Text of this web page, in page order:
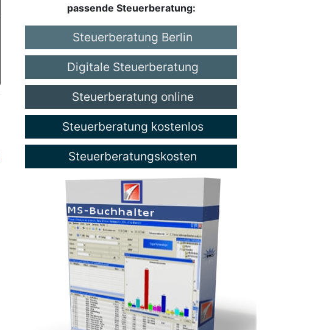
passende Steuerberatung:
Steuerberatung Berlin
Digitale Steuerberatung
Steuerberatung online
Steuerberatung kostenlos
Steuerberatungskosten